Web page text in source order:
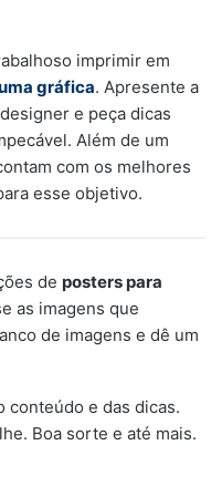
imprimir em
gráfica. Apresente a
e peça dicas
Além de um
com os melhores
esse objetivo.
de posters para
as imagens que
de imagens e dê um
conteúdo e das dicas.
Boa sorte e até mais.